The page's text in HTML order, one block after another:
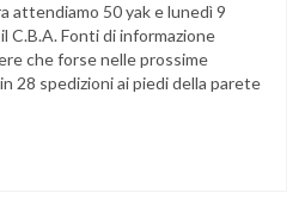
attendiamo 50 yak e lunedì 9
C.B.A. Fonti di informazione
che forse nelle prossime
28 spedizioni ai piedi della parete